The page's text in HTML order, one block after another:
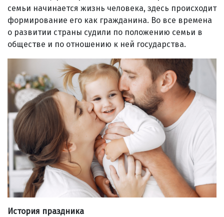
семьи начинается жизнь человека, здесь происходит
формирование его как гражданина. Во все времена
о развитии страны судили по положению семьи в
обществе и по отношению к ней государства.
История праздника